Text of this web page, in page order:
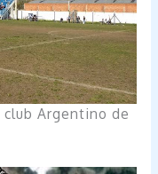
Argentino de